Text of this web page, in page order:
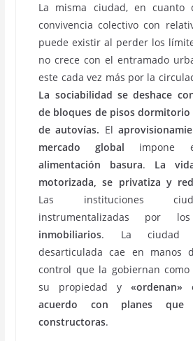
La misma ciudad, en cuanto
convivencia colectivo con
puede existir al perder los
no crece con el entramado
este cada vez más por la
La sociabilidad se deshace
de bloques de pisos
de autovías. El
mercado global impone
alimentación basura. La
motorizada, se privatiza y
Las instituciones
instrumentalizadas por
inmobiliarios. La ciudad
desarticulada cae en manos
control que la gobiernan
su propiedad y
acuerdo con planes
constructoras.